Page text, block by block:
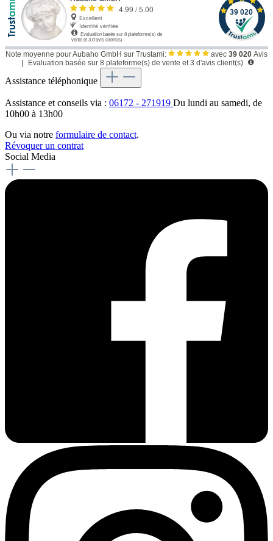
Note moyenne pour Aubaho GmbH sur Trustami: avec 39 020 Avis
Evaluation basée sur 8 plateforme(s) de vente et 3 d'avis client(s)
Assistance téléphonique
Assistance et conseils via : 06172 - 271919 Du lundi au samedi, de
10h00 à 13h00
Ou via notre formulaire de contact.
Révoquer un contrat
Social Media